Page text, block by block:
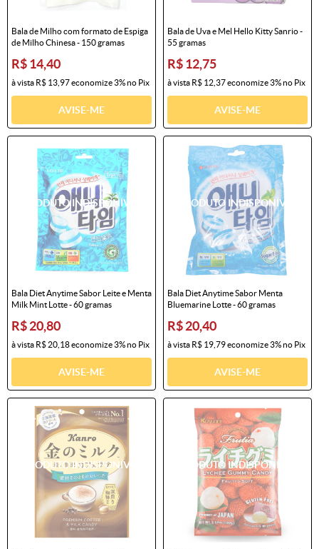
Bala de Milho com formato de Espiga
de Milho Chinesa - 150 gramas
R$ 14,40
à vista R$ 13,97economize3%no Pix
AVISE-ME
Bala de Uva e Mel Hello Kitty Sanrio -
55 gramas
R$ 12,75
à vista R$ 12,37economize3%no Pix
AVISE-ME
Bala Diet Anytime Sabor Leite e Menta
Milk Mint Lotte - 60 gramas
R$ 20,80
à vista R$ 20,18economize3%no Pix
AVISE-ME
Bala Diet Anytime Sabor Menta
Bluemarine Lotte - 60 gramas
R$ 20,40
à vista R$ 19,79economize3%no Pix
AVISE-ME